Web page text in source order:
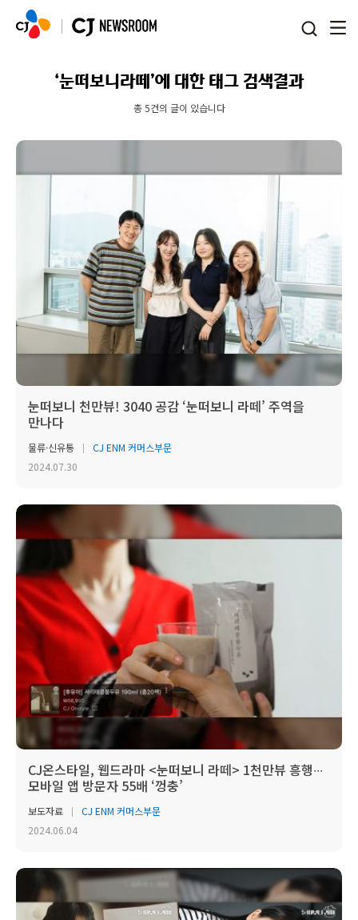
‘눈떠보니라떼’에 대한 태그 검색결과
총 5건의 글이 있습니다
눈떠보니 천만뷰! 3040 공감 ‘눈떠보니 라떼’ 주역을
만나다
물류·신유통
CJ ENM 커머스부문
2024.07.30
CJ온스타일, 웹드라마 <눈떠보니 라떼> 1천만뷰 흥행∙∙∙
모바일 앱 방문자 55배 ‘껑충’
보도자료
CJ ENM 커머스부문
2024.06.04